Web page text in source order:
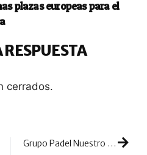
plazas europeas para el
RESPUESTA
cerrados.
Grupo Padel Nuestro realizará una gran apuesta internacional en el histórico Open de Francia